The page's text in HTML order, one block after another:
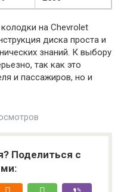
на Chevrolet
диска проста и
знаний. К выбору
так как это
и пассажиров, но и
Поделиться с